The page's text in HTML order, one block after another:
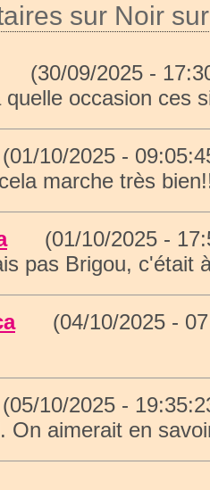
sur Noir
(30/09/2025 -
quelle occasion ces
10/2025 -
marche très
(01/10/2025 -
pas Brigou, c'était
(04/10/2025 -
10/2025 -
On aimerait en